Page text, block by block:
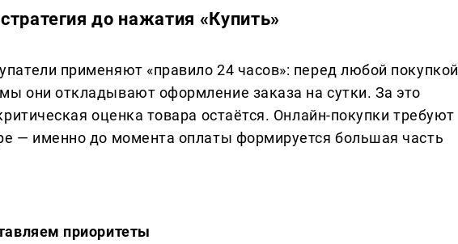
до нажатия «Купить»
применяют «правило 24 часов»: перед любой покупкой
они откладывают оформление заказа на сутки. За это
оценка товара остаётся. Онлайн-покупки требуют
— именно до момента оплаты формируется большая часть
приоритеты